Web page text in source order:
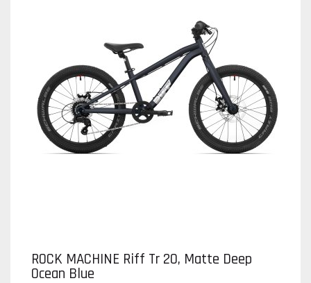
ROCK MACHINE Riff Tr 20, Matte Deep
Ocean Blue